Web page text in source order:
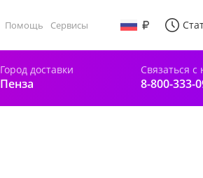
Помощь Сервисы
Город доставки
Пенза
Связаться с
8-800-333-